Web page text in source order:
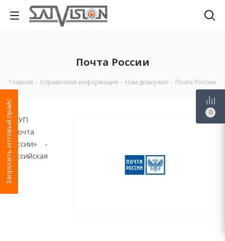
Почта России
Главная - Справочная информация - Нам доверяют - Почта России
ФГУП
«Почта
России» -
российская
Запросить оптовый прайс 0